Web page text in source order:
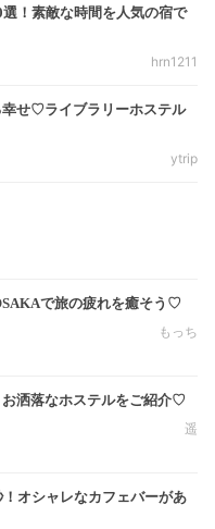
選！素敵な時間を人気の宿で
hrn1211
幸せ♡ライブラリーホステル
ytrip
で旅の疲れを癒そう♡
もっち
お洒落なホステルをご紹介♡
遥
！オシャレなカフェバーがあ